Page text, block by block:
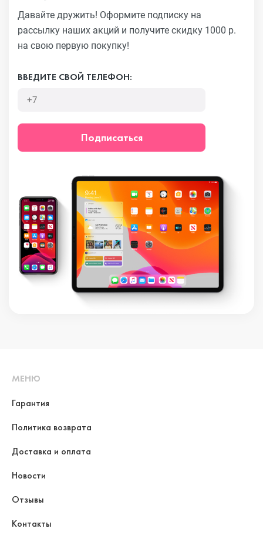
Давайте дружить! Оформите подписку на
рассылку наших акций и получите скидку 1000 р.
на свою первую покупку!
ВВЕДИТЕ СВОЙ ТЕЛЕФОН:
Подписаться
МЕНЮ
Гарантия
Политика возврата
Доставка и оплата
Новости
Отзывы
Контакты